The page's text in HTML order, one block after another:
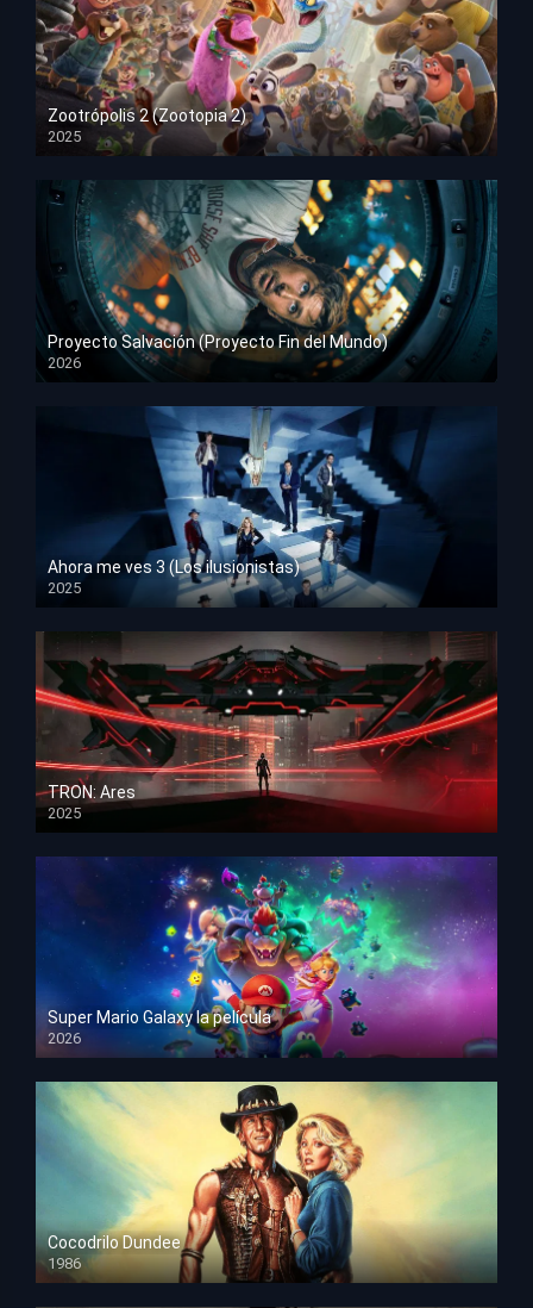
Zootrópolis 2 (Zootopia 2)
2025
HD 1080p
Proyecto Salvación (Proyecto Fin del Mundo)
2026
HD 1080p
Ahora me ves 3 (Los ilusionistas)
2025
HD 1080p
TRON: Ares
2025
HD 1080p
Super Mario Galaxy la película
2026
HD 1080p
Cocodrilo Dundee
1986
HD 1080p